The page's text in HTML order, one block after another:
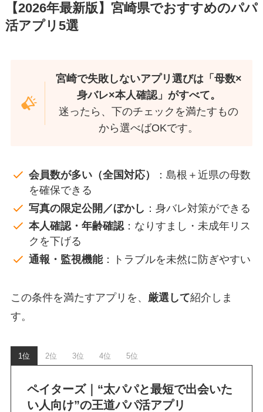
【2026年最新版】宮崎県でおすすめのパパ
活アプリ5選
宮崎で失敗しないアプリ選びは「母数×
身バレ×本人確認」がすべて。
迷ったら、下のチェックを満たすもの
から選べばOKです。
会員数が多い（全国対応）
：島根＋近県の母数
を確保できる
写真の限定公開／ぼかし ：身バレ対策ができる
本人確認・年齢確認：なりすまし・未成年リス
クを下げる
通報・監視機能：トラブルを未然に防ぎやすい
この条件を満たすアプリを、 厳選して紹介しま
す。
1位 2位 3位 4位 5位
ペイターズ｜“太パパと最短で出会いた
い人向け”の王道パパ活アプリ